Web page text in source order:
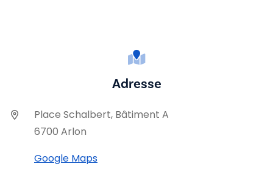
Adresse
Place Schalbert, Bâtiment A
6700 Arlon
Google Maps